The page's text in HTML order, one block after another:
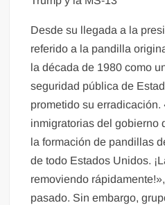
Desde su llegada a la
referido a la pandilla
la década de 1980 como
seguridad pública de
prometido su
inmigratorias del gobierno
la formación de pandillas
de todo Estados Unidos.
removiendo
pasado. Sin embargo,